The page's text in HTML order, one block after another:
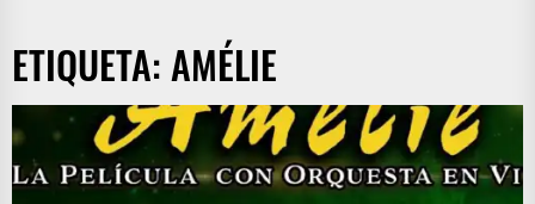
ETIQUETA: AMÉLIE